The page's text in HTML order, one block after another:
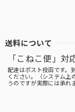
送料について
「こねこ便」対
配達はポスト投函です。
ください。（システム上
うのですが実際には承れ